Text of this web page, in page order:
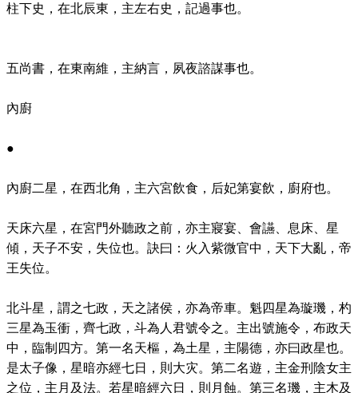
柱下史，在北辰東，主左右史，記過事也。
五尚書，在東南維，主納言，夙夜諮謀事也。
內廚
●
內廚二星，在西北角，主六宮飲食，后妃第宴飲，廚府也。
天床六星，在宮門外聽政之前，亦主寢宴、會讌、息床、星
傾，天子不安，失位也。訣曰：火入紫微官中，天下大亂，帝
王失位。
北斗星，謂之七政，天之諸侯，亦為帝車。魁四星為璇璣，杓
三星為玉衝，齊七政，斗為人君號令之。主出號施令，布政天
中，臨制四方。第一名天樞，為土星，主陽德，亦曰政星也。
是太子像，星暗亦經七日，則大灾。第二名遊，主金刑陰女主
之位，主月及法。若星暗經六日，則月蝕。第三名璣，主木及